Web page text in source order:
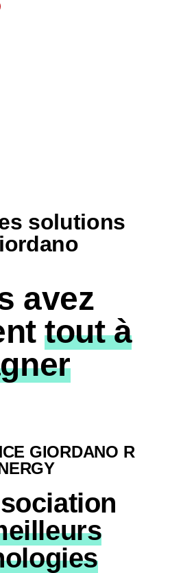
solutions
avez
tout à
GIORDANO R